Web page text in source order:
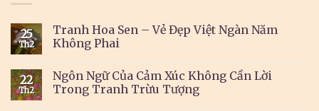
25
Th2
Tranh Hoa Sen – Vẻ Đẹp Việt Ngàn Năm
Không Phai
22
Th2
Ngôn Ngữ Của Cảm Xúc Không Cần Lời
Trong Tranh Trừu Tượng